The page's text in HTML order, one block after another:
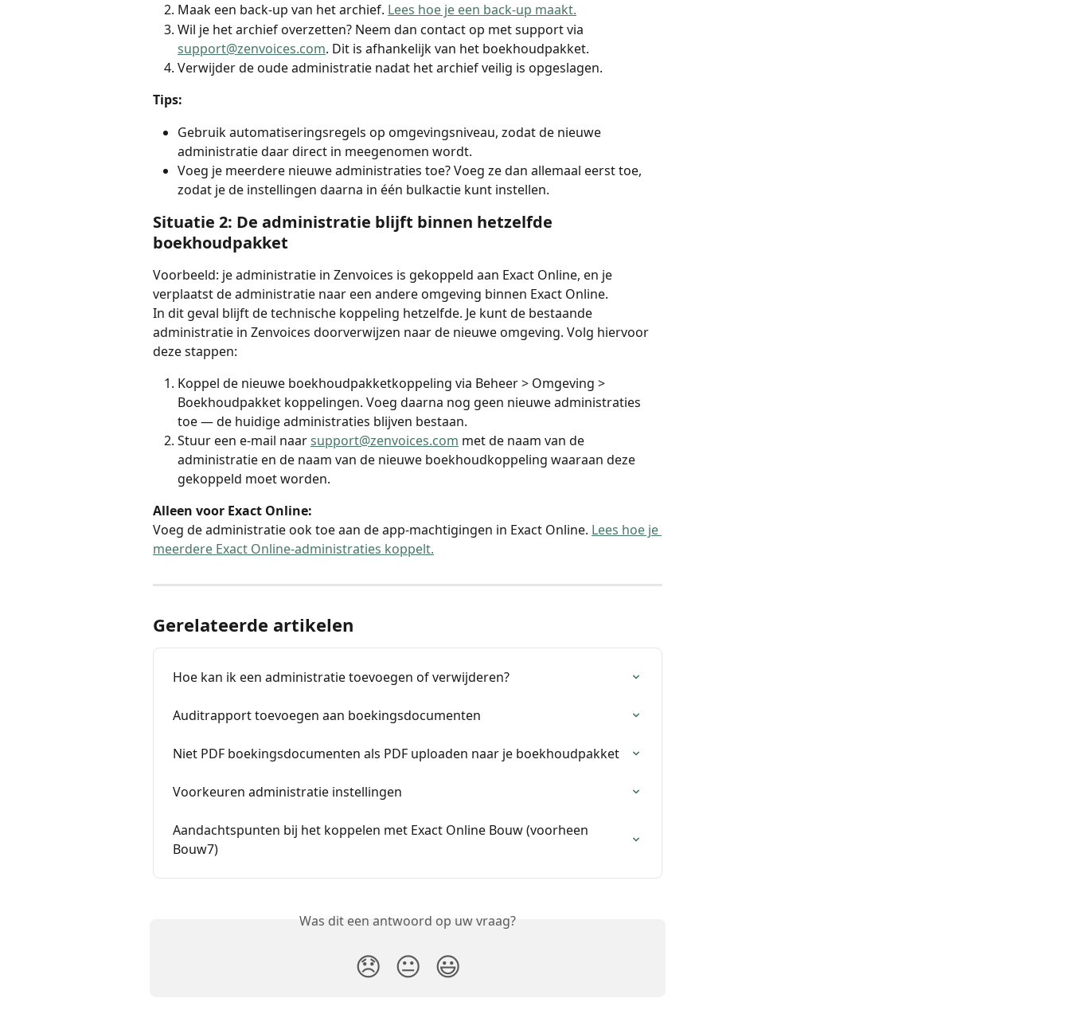
Maak een back-up van het archief. Lees hoe je een back-up maakt.
Wil je het archief overzetten? Neem dan contact op met support via
support@zenvoices.com. Dit is afhankelijk van het boekhoudpakket.
Verwijder de oude administratie nadat het archief veilig is opgeslagen.
Tips:
Gebruik automatiseringsregels op omgevingsniveau, zodat de nieuwe
administratie daar direct in meegenomen wordt.
Voeg je meerdere nieuwe administraties toe? Voeg ze dan allemaal eerst toe,
zodat je de instellingen daarna in één bulkactie kunt instellen.
Situatie 2: De administratie blijft binnen hetzelfde
boekhoudpakket
Voorbeeld: je administratie in Zenvoices is gekoppeld aan Exact Online, en je
verplaatst de administratie naar een andere omgeving binnen Exact Online.
In dit geval blijft de technische koppeling hetzelfde. Je kunt de bestaande
administratie in Zenvoices doorverwijzen naar de nieuwe omgeving. Volg hiervoor
deze stappen:
Koppel de nieuwe boekhoudpakketkoppeling via Beheer > Omgeving >
Boekhoudpakket koppelingen. Voeg daarna nog geen nieuwe administraties
toe — de huidige administraties blijven bestaan.
Stuur een e-mail naar support@zenvoices.com met de naam van de
administratie en de naam van de nieuwe boekhoudkoppeling waaraan deze
gekoppeld moet worden.
Alleen voor Exact Online:
Voeg de administratie ook toe aan de app-machtigingen in Exact Online. Lees hoe je
meerdere Exact Online-administraties koppelt.
Gerelateerde artikelen
Hoe kan ik een administratie toevoegen of verwijderen?
Auditrapport toevoegen aan boekingsdocumenten
Niet PDF boekingsdocumenten als PDF uploaden naar je boekhoudpakket
Voorkeuren administratie instellingen
Aandachtspunten bij het koppelen met Exact Online Bouw (voorheen
Bouw7)
Was dit een antwoord op uw vraag?
😞 😐 😃